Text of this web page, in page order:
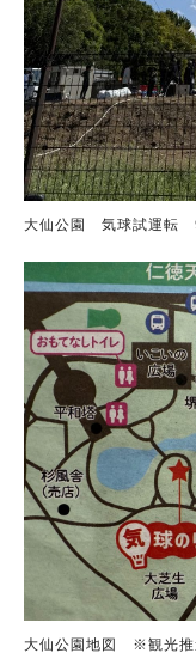
大仙公園 気球試運転
大仙公園地図 ※観光推